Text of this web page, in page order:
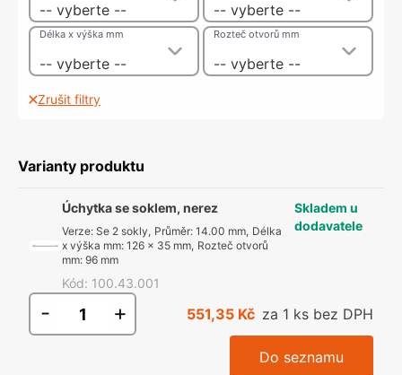
-- vyberte -- -- vyberte --
-- vyberte --
Délka x výška mm
-- vyberte --
Rozteč otvorů mm
Zrušit filtry
Varianty produktu
Úchytka se soklem, nerez
Verze: Se 2 sokly, Průměr:14.00 mm, Délka
x výška mm:126 x 35 mm, Rozteč otvorů
mm:96 mm
Kód: 100.43.001
Skladem u
dodavatele
- + 551,35 Kč za 1 ks bez DPH
Do seznamu